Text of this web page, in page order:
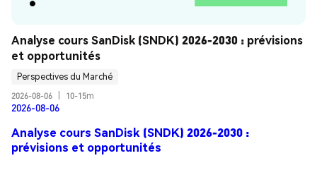
Analyse cours SanDisk (SNDK) 2026-2030 : prévisions
et opportunités
Perspectives du Marché
2026-08-06
10-15m
2026-08-06
Analyse cours SanDisk (SNDK) 2026-2030 :
prévisions et opportunités